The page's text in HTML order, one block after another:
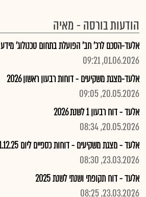
הודעות בורסה - מאיה
אלעד-הסכם לרכ' חב' הפועלת בתחום טכנולוג' מידע
01.06.2026, 09:21
אלעד-מצגת משקיעים - דוחות רבעון ראשון 2026
20.05.2026, 09:05
אלעד - דוח רבעון 1 לשנת 2026
20.05.2026, 08:34
אלעד - מצגת משקיעים - דוחות כספיים ליום 31.12.25
23.03.2026, 08:30
אלעד - דוח תקופתי ושנתי לשנת 2025
23.03.2026, 08:25